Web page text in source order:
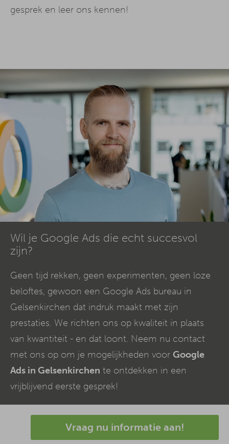
gesprek en leer ons kennen!
Wil je Google Ads die echt succesvol
zijn?
Geen tijd rekken, geen experimenten, geen loze
beloftes, gewoon een Google Ads bureau in
Gelsenkirchen dat indruk maakt met zijn
prestaties. We richten ons op kwaliteit in plaats
van kwantiteit - en dat loont. Neem nu contact
met ons op om je mogelijkheden voor Google
Ads in Gelsenkirchen te ontdekken in een
vrijblijvend eerste gesprek!
Vraag nu informatie aan!